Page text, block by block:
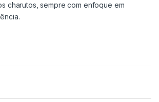
charutos, sempre com enfoque em